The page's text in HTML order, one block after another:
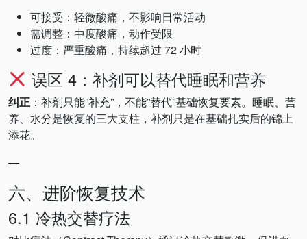
可接受：轻微酸痛，不影响日常活动
需调整：中度酸痛，动作受限
过度：严重酸痛，持续超过 72 小时
误区 4：补剂可以替代睡眠和营养
纠正 ：补剂只能”补充”，不能”替代”基础恢复要素。睡眠、营
养、水分是恢复的三大支柱，补剂只是在基础扎实后的锦上
添花。
—
六、进阶恢复技术
6.1 冷热交替疗法